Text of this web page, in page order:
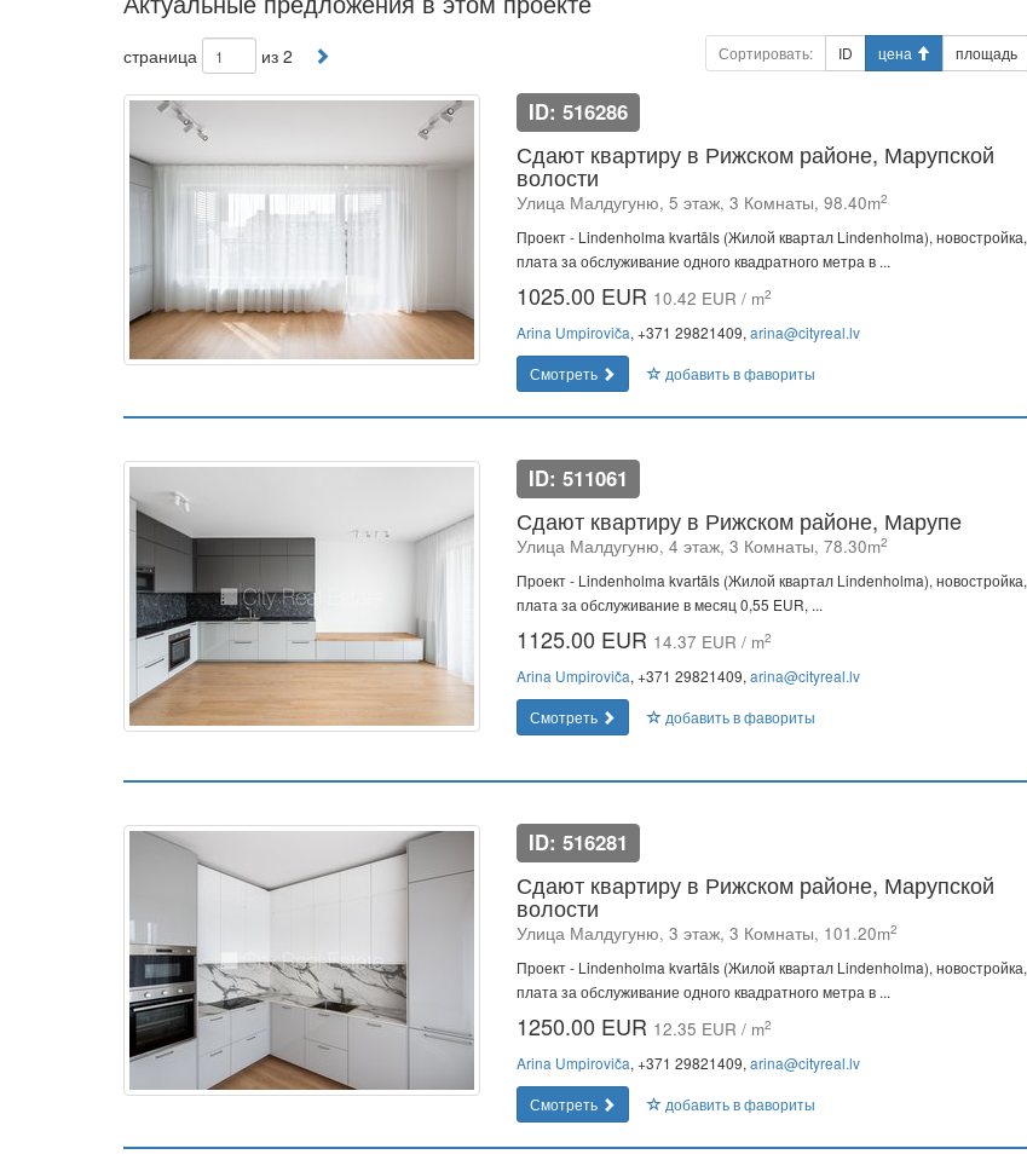
страница из 2 Сортировать: ID цена площадь
ID: 516286
Сдают квартиру в Рижском районе, Марупской
волости
Улица Малдугуню, 5 этаж, 3 Комнаты, 98.40m2
Проект - Lindenholma kvartāls (Жилой квартал Lindenholma), новостройка,
плата за обслуживание одного квадратного метра в ...
1025.00 EUR 10.42 EUR / m2
Arina Umpiroviča, +371 29821409, arina@cityreal.lv
Смотреть
добавить в фавориты
ID: 511061
Сдают квартиру в Рижском районе, Марупe
Улица Малдугуню, 4 этаж, 3 Комнаты, 78.30m2
Проект - Lindenholma kvartāls (Жилой квартал Lindenholma), новостройка,
плата за обслуживание в месяц 0,55 EUR, ...
1125.00 EUR 14.37 EUR / m2
Arina Umpiroviča, +371 29821409, arina@cityreal.lv
Смотреть
добавить в фавориты
ID: 516281
Сдают квартиру в Рижском районе, Марупской
волости
Улица Малдугуню, 3 этаж, 3 Комнаты, 101.20m2
Проект - Lindenholma kvartāls (Жилой квартал Lindenholma), новостройка,
плата за обслуживание одного квадратного метра в ...
1250.00 EUR 12.35 EUR / m2
Arina Umpiroviča, +371 29821409, arina@cityreal.lv
Смотреть
добавить в фавориты